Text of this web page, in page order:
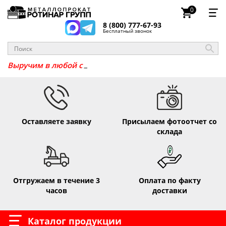
8 (800) 777-67-93
Бесплатный звонок
0
Выручим в люб _
Оставляете заявку
Присылаем фотоотчет со
склада
Отгружаем в течение 3
часов
Оплата по факту
доставки
Каталог продукции